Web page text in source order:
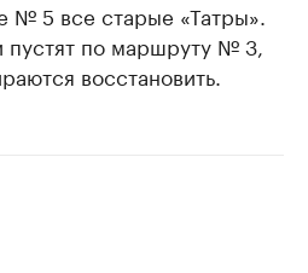
№ 5 все старые «Татры».
по маршруту № 3,
восстановить.